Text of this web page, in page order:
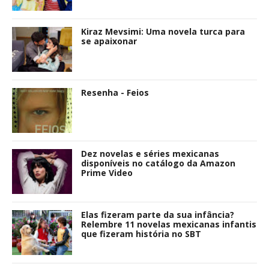
Kiraz Mevsimi: Uma novela turca para
se apaixonar
Resenha - Feios
Dez novelas e séries mexicanas
disponíveis no catálogo da Amazon
Prime Video
Elas fizeram parte da sua infância?
Relembre 11 novelas mexicanas infantis
que fizeram história no SBT